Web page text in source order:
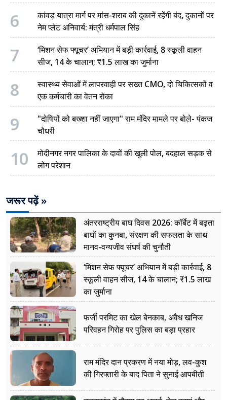
6
कांवड़ यात्रा मार्ग पर मांस-शराब की दुकानें रहेंगी बंद, दुकानों पर
नेम प्लेट अनिवार्य: मंत्री धर्मपाल सिंह
7
‘मिशन सेफ फ्यूचर’ अभियान में बड़ी कार्रवाई, 8 स्कूली वाहन
सीज, 14 के चालान; ₹1.5 लाख का जुर्माना
8
स्वास्थ्य सेवाओं में लापरवाही पर सख्त CMO, दो चिकित्सकों व
एक कर्मचारी का वेतन रोका
9
"दोषियों को बख्शा नहीं जाएगा" राम मंदिर मामले पर बोले- पंकज
चौधरी
10
मोदीनगर नगर पालिका के दावों की खुली पोल, बदहाल सड़क से
लोग परेशान
जरूर पढ़ें »
अंतरराष्ट्रीय बाघ दिवस 2026: कॉर्बेट में बढ़ता
बाघों का कुनबा, संरक्षण की सफलता के साथ
मानव-वन्यजीव संघर्ष की चुनौती
‘मिशन सेफ फ्यूचर’ अभियान में बड़ी कार्रवाई, 8
स्कूली वाहन सीज, 14 के चालान; ₹1.5 लाख
का जुर्माना
फर्जी परमिट का खेल बेनकाब, अवैध खनिज
परिवहन गिरोह पर पुलिस का बड़ा प्रहार
राम मंदिर दान प्रकरण में नया मोड़, लव-कुश
की गिरफ्तारी के बाद पिता ने सुनाई आपबीती